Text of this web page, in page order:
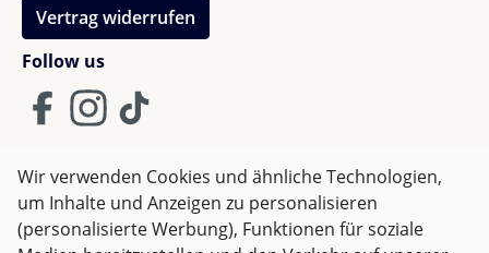
Follow us
Vertrag widerrufen
AGB Impressum
Datenschutz
Widerrufsrecht
Wir verwenden Cookies und ähnliche Technologien,
um Inhalte und Anzeigen zu personalisieren
(personalisierte Werbung), Funktionen für soziale